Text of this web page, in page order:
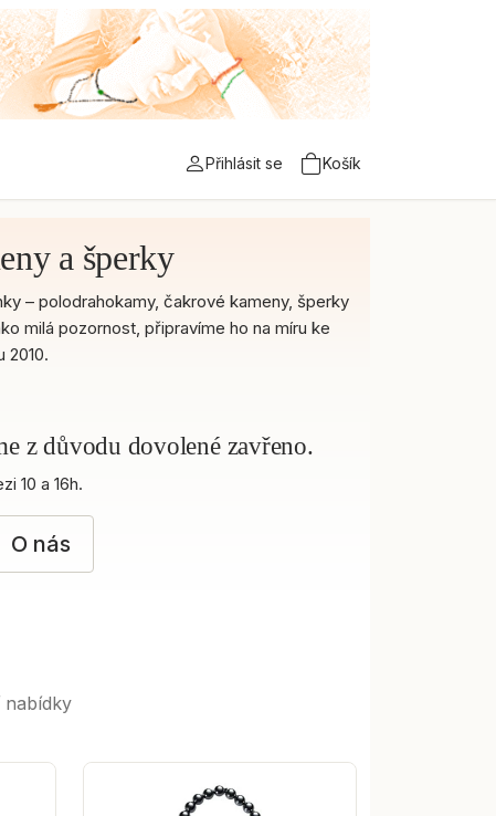
Přihlásit se Košík
a šperky
– polodrahokamy, čakrové kameny, šperky
milá pozornost, připravíme ho na míru ke
2010.
z důvodu dovolené zavřeno.
10 a 16h.
O nás
nabídky